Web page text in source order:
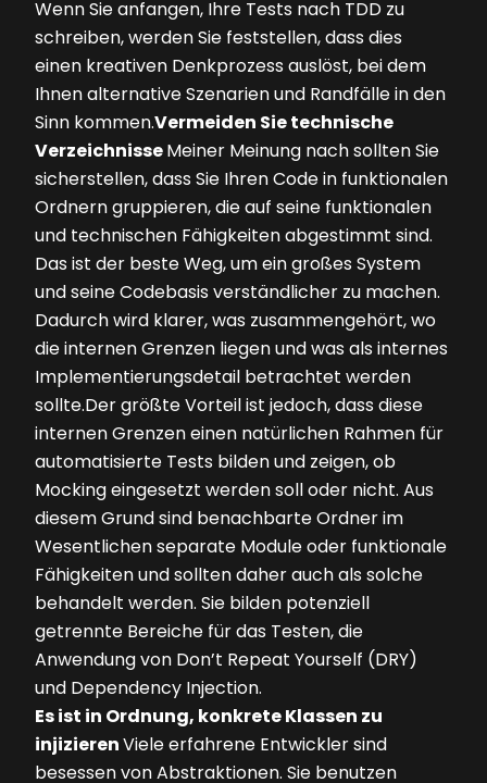
Wenn Sie anfangen, Ihre Tests nach TDD zu
schreiben, werden Sie feststellen, dass dies
einen kreativen Denkprozess auslöst, bei dem
Ihnen alternative Szenarien und Randfälle in den
Sinn kommen.Vermeiden Sie technische
VerzeichnisseMeiner Meinung nach sollten Sie
sicherstellen, dass Sie Ihren Code in funktionalen
Ordnern gruppieren, die auf seine funktionalen
und technischen Fähigkeiten abgestimmt sind.
Das ist der beste Weg, um ein großes System
und seine Codebasis verständlicher zu machen.
Dadurch wird klarer, was zusammengehört, wo
die internen Grenzen liegen und was als internes
Implementierungsdetail betrachtet werden
sollte.Der größte Vorteil ist jedoch, dass diese
internen Grenzen einen natürlichen Rahmen für
automatisierte Tests bilden und zeigen, ob
Mocking eingesetzt werden soll oder nicht. Aus
diesem Grund sind benachbarte Ordner im
Wesentlichen separate Module oder funktionale
Fähigkeiten und sollten daher auch als solche
behandelt werden. Sie bilden poten­ziell
getrennte Bereiche für das Testen, die
Anwendung von Don’t Repeat Yourself (DRY)
und Dependency Injection.
Es ist in Ordnung, konkrete Klassen zu
injizierenViele erfahrene Entwickler sind
besessen von Abstraktionen. Sie benutzen